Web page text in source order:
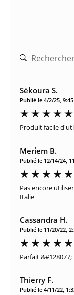
Sékoura S.
Publié le 4/2/25,
Produit facile
Meriem B.
Publié le 12/14/24,
Pas encore
Italie
Cassandra H.
Publié le 11/20/22,
Parfait &#128077;
Thierry F.
Publié le 4/11/22,